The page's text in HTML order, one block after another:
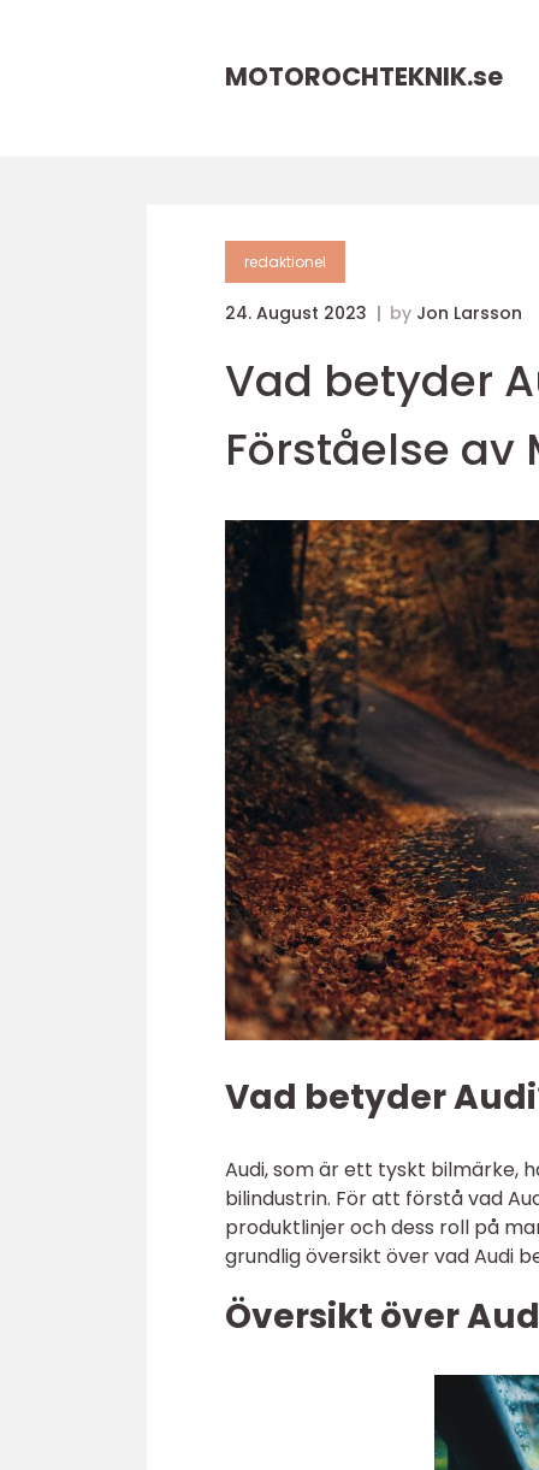
MOTOROCHTEKNIK.se
redaktionel
24. August 2023 by Jon Larsson
Vad betyder
Förståelse av
Vad betyder
Audi, som är ett tyskt bilmärke,
bilindustrin. För att förstå vad
produktlinjer och dess roll på
grundlig översikt över vad Audi
Översikt över